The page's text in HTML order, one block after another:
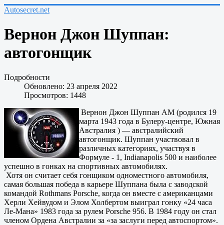
Autosecret.net
Вернон Джон Шуппан:
автогонщик
Подробности
Обновлено: 23 апреля 2022
Просмотров: 1448
Вернон Джон Шуппан AM (родился 19
марта 1943 года в Булеру-центре, Южная
Австралия ) — австралийский
автогонщик. Шуппан участвовал в
различных категориях, участвуя в
Формуле - 1, Indianapolis 500 и наиболее
успешно в гонках на спортивных автомобилях.
Хотя он считает себя гонщиком одноместного автомобиля,
самая большая победа в карьере Шуппана была с заводской
командой Rothmans Porsche, когда он вместе с американцами
Херли Хейвудом и Элом Холбертом выиграл гонку «24 часа
Ле-Мана» 1983 года за рулем Porsche 956. В 1984 году он стал
членом Ордена Австралии за «за заслуги перед автоспортом».